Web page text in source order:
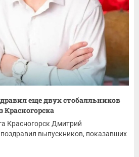
еще двух стобалльников
Красногорска
Красногорск Дмитрий
выпускников, показавших